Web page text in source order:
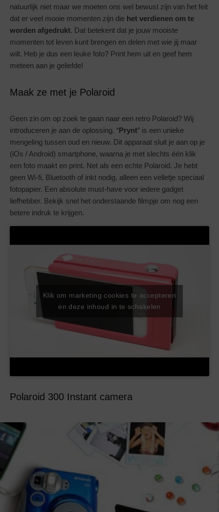
natuurlijk niet maar we moeten ons wel bewust zijn van het feit
dat er veel mooie momenten zijn die het verdienen om te
worden afgedrukt. Dat betekent dat je jouw mooiste
momenten tot leven kunt brengen en delen met wie jij maar
wilt. Heb je dus een leuke foto? Print hem uit en geef hem
meteen aan je geliefde!
Maak ze met je Polaroid
Geen zin om op zoek te gaan naar een retro Polaroid? Wij
introduceren je aan de oplossing. “Prynt” is een unieke
mengeling tussen oud en nieuw. Dit apparaat sluit je aan op je
(iOs / Android) smartphone, waarna je met slechts één klik
een foto maakt en print. Net als een echte Polaroid. Je hebt
geen Wi-fi, Bluetooth of inkt nodig, alleen een velletje speciaal
fotopapier. Een absolute must-have voor iedere gadget
liefhebber. Bekijk snel het onderstaande filmpje om nog een
betere indruk te krijgen.
Klik om marketing cookies te accepteren
en deze inhoud in te schakelen
Polaroid 300 Instant camera